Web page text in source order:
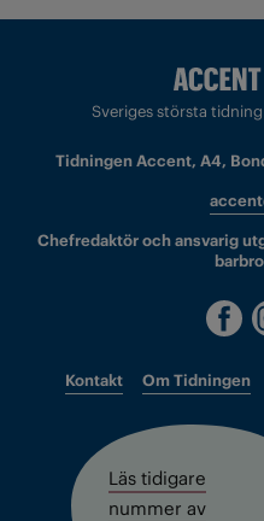
Sveriges största
Tidningen Accent, A4,
Chefredaktör och ansvarig
Kontakt Om Tidningen
Läs tidigare
nummer av